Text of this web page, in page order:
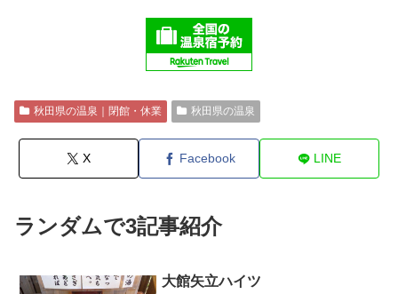
秋田県の温泉｜閉館・休業 秋田県の温泉
X Facebook LINE
ランダムで3記事紹介
大館矢立ハイツ